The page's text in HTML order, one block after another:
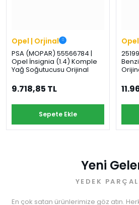
Opel | Orjinal
PSA (MOPAR) 55566784 |
Opel İnsignia (1.4) Komple
Yağ Soğutucusu Orijinal
9.718,85 TL
Sepete Ekle
Yeni
YEDEK
En çok satan ürünlerimize göz atın.